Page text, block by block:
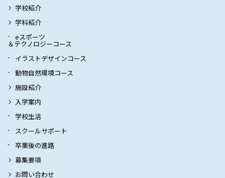
学校紹介
学科紹介
eスポーツ
＆テクノロジーコース
イラストデザインコース
動物自然環境コース
施設紹介
入学案内
学校生活
スクールサポート
卒業後の進路
募集要項
お問い合わせ